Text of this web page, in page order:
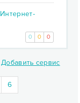
Интернет-
0 0 0
Добавить сервис
6